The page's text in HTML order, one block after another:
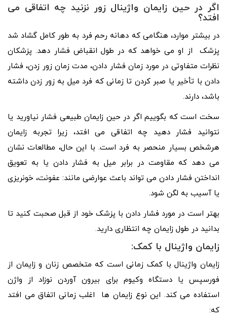
اگر در حین زایمان واژینال زور نزنید چه اتفاقی می
افتد؟
در بیشتر موارد، هنگامی که دهانه رحم فرد به طور کامل گشاد شد
پزشک از او می خواهد که در طول انقباض فشار دهد. پزشکان
نظرات متفاوتی در مورد زمان فشار دادن، مدت زمان زور زدن، فشار
دادن با تأخیر یا صبر کردن تا زمانی که فرد میل به زور زدن داشته
باشد، دارند.
سخت است که بگوییم اگر در حین زایمان طبیعی فشار نیاورید یا
نتوانید فشار دهید چه اتفاقی می افتد، زیرا تجربه زایمان
هرشخص بسیار منحصر به فرد است. با این حال، مطالعات نشان
می دهد که مقاومت در برابر میل به فشار دادن یا به تعویق
انداختن فشار دادن می تواند باعث عوارضی مانند: عفونت، خونریزی
یا آسیب به لگن شود.
بهتر است در مورد فشار دادن با پزشک خود از قبل صحبت کنید تا
بدانید در طول زایمان چه انتظاری دارید.
زایمان واژینال با کمک:
زایمان واژینال با کمک زمانی است که متخصص زنان و زایمان از
فورسپس یا دستگاه وکیوم برای بیرون آوردن نوزاد از واژن
استفاده می کند. این نوع زایمان ها اغلب زمانی اتفاق می افتد
که: